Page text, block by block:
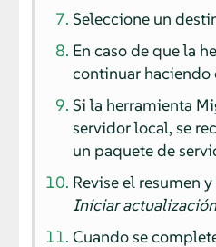
Seleccione un
En caso de que la
continuar haciendo
Si la herramienta
servidor local, se
un paquete de
Revise el resumen
Iniciar
Cuando se